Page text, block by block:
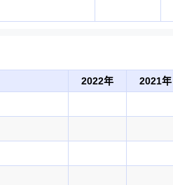
2022年 2021年